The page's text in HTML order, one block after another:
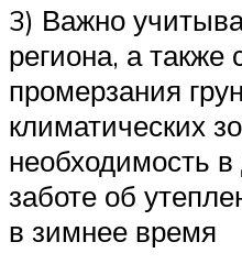
3) Важно
региона, а также
промерзания
климатических
необходимость
заботе об
в зимнее время